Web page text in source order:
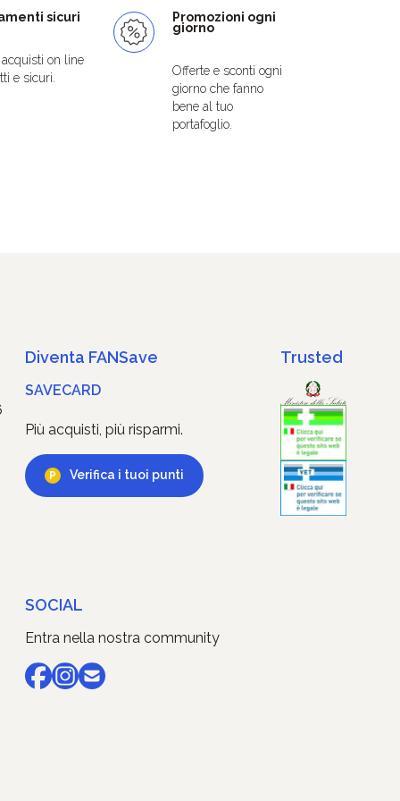
sicuri
acquisti on line
e sicuri.
Promozioni ogni
giorno
Offerte e sconti ogni
giorno che fanno
bene al tuo
portafoglio.
Diventa FANSave
SAVECARD
Più acquisti, più risparmi.
Verifica i tuoi punti
SOCIAL
Entra nella nostra community
Trusted